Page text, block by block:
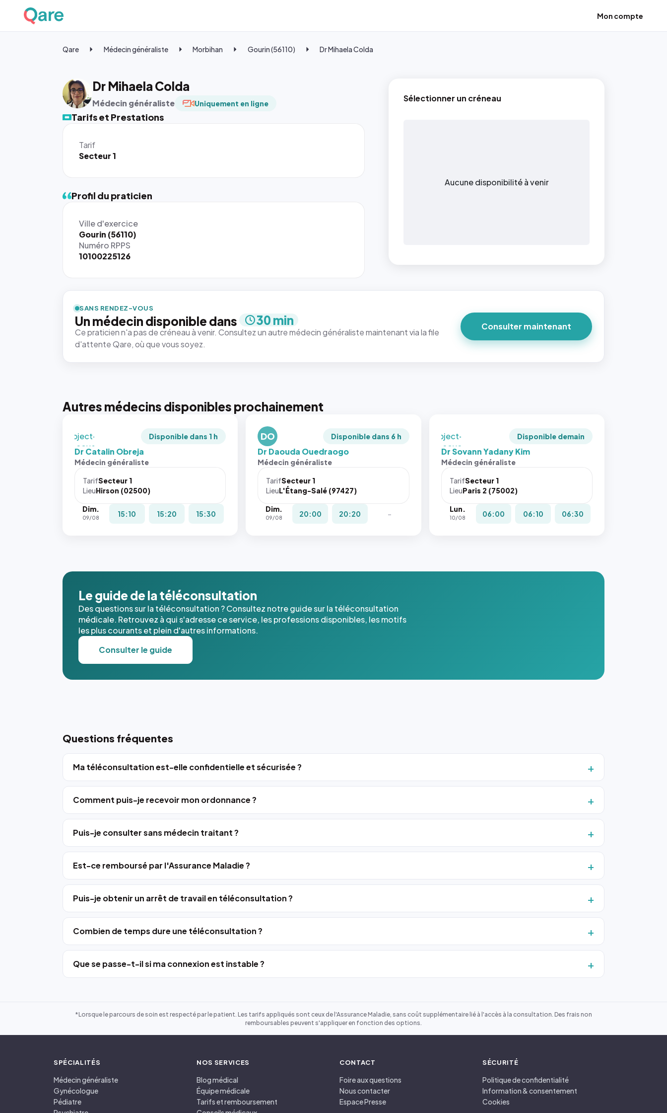
Mon compte
Qare Médecin généraliste Morbihan Gourin (56110) Dr Mihaela Colda
Dr Mihaela Colda
Médecin généraliste Uniquement en ligne
Tarifs et Prestations
Tarif
Secteur 1
Sélectionner un créneau
Aucune disponibilité à venir
Profil du praticien
Ville d'exercice
Gourin (56110)
Numéro RPPS
10100225126
SANS RENDEZ-VOUS
Un médecin disponible dans 30 min
Ce praticien n'a pas de créneau à venir. Consultez un autre médecin généraliste maintenant via la file
d'attente Qare, où que vous soyez.
Consulter maintenant
Autres médecins disponibles prochainement
rendue par
`.profile-
picture`,
et un
rapport 1:1
qui reste
juste à
photo est
recadrée
`object-
fit: cover`.
Sans ces
navigateur
pas la
place, et
l'annuaire
dans ce
cas. #}
Disponible dans 1 h
Dr Catalin Obreja
Médecin généraliste
TarifSecteur 1
LieuHirson (02500)
Dim.
09/08 15:10 15:20 15:30
DO Disponible dans 6 h
Dr Daouda Ouedraogo
Médecin généraliste
TarifSecteur 1
LieuL'Étang-Salé (97427)
Dim.
09/08 20:00 20:20 -
rendue par
picture`,
et un
rapport 1:1
juste à
`object-
fit: cover`.
Sans ces
navigateur
pas la
place, et
Disponible demain
Dr Sovann Yadany Kim
Médecin généraliste
TarifSecteur 1
LieuParis 2 (75002)
Lun.
10/08 06:00 06:10 06:30
Le guide de la téléconsultation
Des questions sur la téléconsultation ? Consultez notre guide sur la téléconsultation
médicale. Retrouvez à qui s'adresse ce service, les professions disponibles, les motifs
les plus courants et plein d'autres informations.
Consulter le guide
Questions fréquentes
Ma téléconsultation est-elle confidentielle et sécurisée ?
Comment puis-je recevoir mon ordonnance ?
Puis-je consulter sans médecin traitant ?
Est-ce remboursé par l'Assurance Maladie ?
Puis-je obtenir un arrêt de travail en téléconsultation ?
Combien de temps dure une téléconsultation ?
Que se passe-t-il si ma connexion est instable ?
*Lorsque le parcours de soin est respecté par le patient. Les tarifs appliqués sont ceux de l'Assurance Maladie, sans coût supplémentaire lié à l'accès à la consultation. Des frais non
remboursables peuvent s'appliquer en fonction des options.
SPÉCIALITÉS
Médecin généraliste
Gynécologue
Pédiatre
NOS SERVICES
Blog médical
Équipe médicale
Tarifs et remboursement
CONTACT
Foire aux questions
Nous contacter
Espace Presse
SÉCURITÉ
Politique de confidentialité
Information & consentement
Cookies